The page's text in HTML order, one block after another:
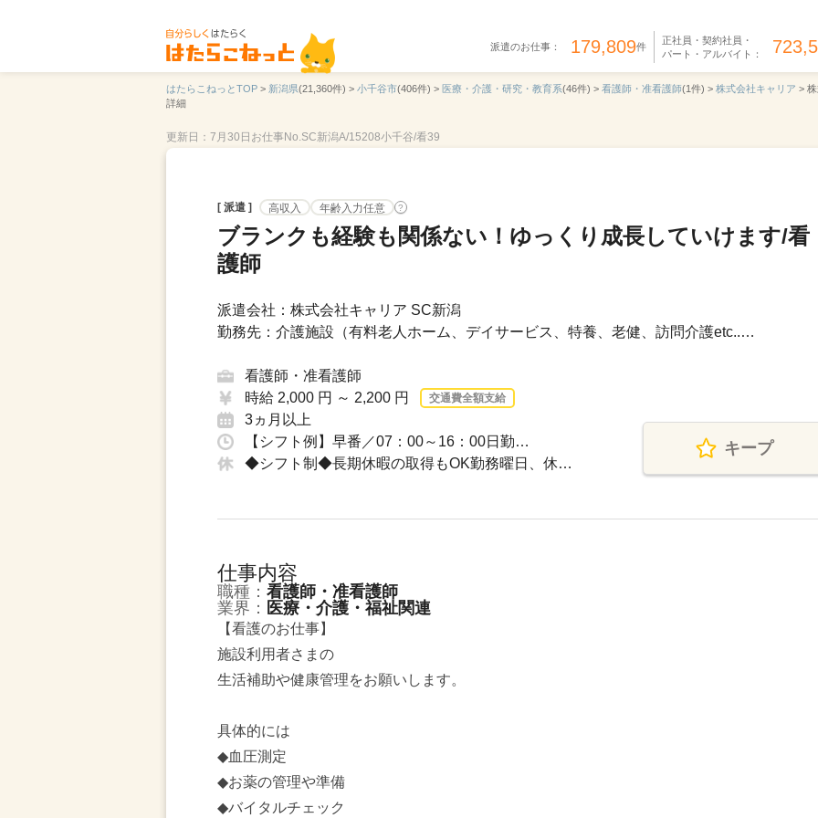
派遣のお仕事： 179,809件
正社員・契約社員・
パート・アルバイト：
はたらこねっとTOP > 新潟県(21,360件) > 小千谷市(406件) > 医療・介護・研究・教育系(46件) > 看護師・准看護師(1件) > 株式会社キャリア >
詳細
更新日：7月30日 お仕事No.SC新潟A/15208小千谷/看39
[ 派遣 ] 高収入 年齢入力任意 ?
ブランクも経験も関係ない！ゆっくり成長していけます/看
護師
派遣会社：株式会社キャリア SC新潟
勤務先：介護施設（有料老人ホーム、デイサービス、特養、老健、訪問介護etc..…
看護師・准看護師
時給 2,000 円 ～ 2,200 円
交通費全額支給
3ヵ月以上
【シフト例】早番／07：00～16：00日勤…
◆シフト制◆長期休暇の取得もOK勤務曜日、休…
キープ
仕事内容
職種： 看護師・准看護師
業界： 医療・介護・福祉関連
【看護のお仕事】
施設利用者さまの
生活補助や健康管理をお願いします。
具体的には
◆血圧測定
◆お薬の管理や準備
◆バイタルチェック